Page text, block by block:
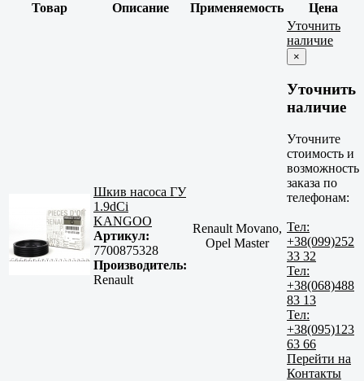
Товар
Описание Применяемость Цена
Шкив насоса ГУ
1.9dCi
KANGOO
Артикул:
7700875328
Производитель:
Renault
Renault Movano,
Opel Master
Уточнить
наличие
×
Уточнить
наличие
Уточните
стоимость и
возможность
заказа по
телефонам:
Тел:
+38(099)252
33 32
Тел:
+38(068)488
83 13
Тел:
+38(095)123
63 66
Перейти на
Контакты